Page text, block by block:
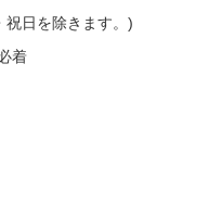
日を除きます。)
着